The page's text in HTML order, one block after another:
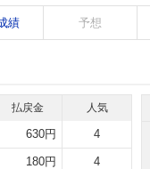
績 予想
払戻金 人気
630円 4
180円 4